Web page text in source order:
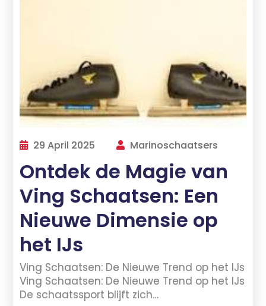
29 April 2025 Marinoschaatsers
Ontdek de Magie van
Ving Schaatsen: Een
Nieuwe Dimensie op
het IJs
Ving Schaatsen: De Nieuwe Trend op het IJs
Ving Schaatsen: De Nieuwe Trend op het IJs
De schaatssport blijft zich…